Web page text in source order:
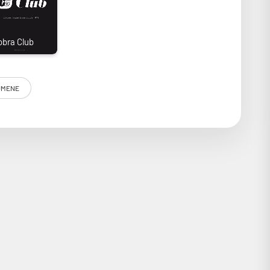
derrière l’écran. Une transparence sonore
de fixation multipoint de l’écran. Une technologie